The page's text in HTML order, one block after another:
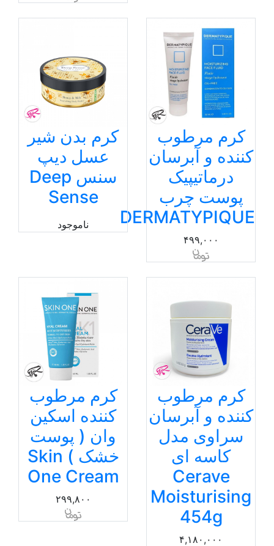
کرم مرطوب
کننده و آبرسان
درماتیپیک
پوست چرب
DERMATYPIQUE
۴۹۹,۰۰۰
کرم بدن شیر
عسل دیپ
سنس Deep
Sense
ناموجود
کرم مرطوب
کننده و آبرسان
سراوی مدل
کاسه ای
Cerave
Moisturising
454g
۴,۱۸۰,۰۰۰
کرم مرطوب
کننده اسکین
وان ( پوست
خشک ) Skin
One Cream
۲۹۹,۸۰۰